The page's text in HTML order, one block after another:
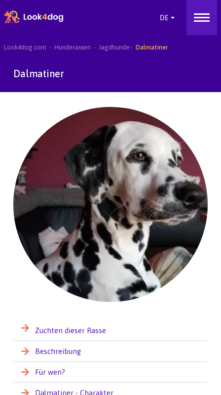
Look4dog.com Hunderassen Jagdhunde Dalmatiner
Dalmatiner
Zuchten dieser Rasse
Beschreibung
Für wen?
Dalmatiner - Charakter